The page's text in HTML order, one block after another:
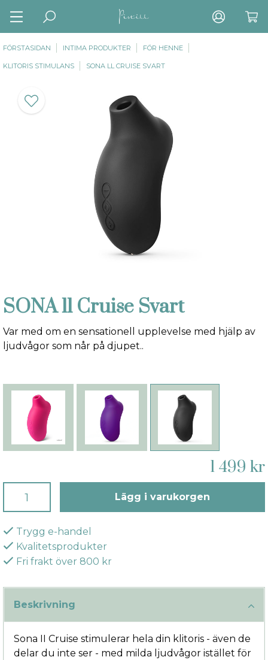
FÖRSTASIDAN INTIMA PRODUKTER FÖR HENNE
KLITORIS STIMULANS SONA LL CRUISE SVART
SONA ll Cruise Svart
Var med om en sensationell upplevelse med hjälp av
ljudvågor som når på djupet..
1 499 kr
Lägg i varukorgen
Trygg e-handel
Kvalitetsprodukter
Fri frakt över 800 kr
Beskrivning
Sona II Cruise stimulerar hela din klitoris - även de
delar du inte ser - med milda ljudvågor istället för